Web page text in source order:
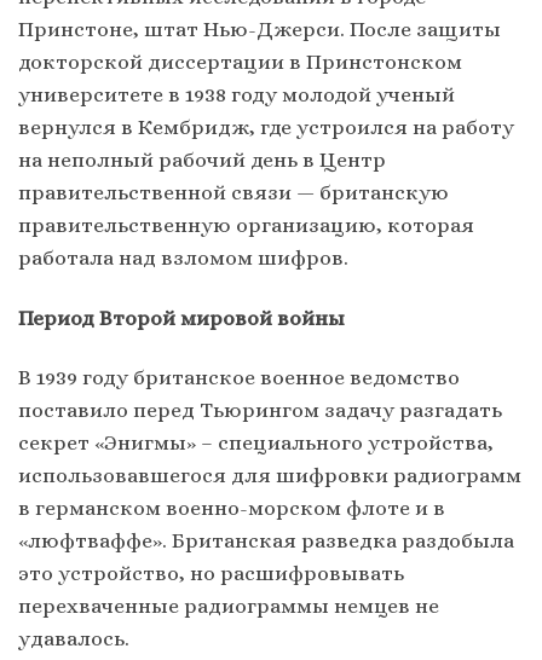
Принстоне, штат Нью-Джерси. После защиты
докторской диссертации в Принстонском
университете в 1938 году молодой ученый
вернулся в Кембридж, где устроился на работу
на неполный рабочий день в Центр
правительственной связи — британскую
правительственную организацию, которая
работала над взломом шифров.
Период Второй мировой войны
В 1939 году британское военное ведомство
поставило перед Тьюрингом задачу разгадать
секрет «Энигмы» – специального устройства,
использовавшегося для шифровки радиограмм
в германском военно-морском флоте и в
«люфтваффе». Британская разведка раздобыла
это устройство, но расшифровывать
перехваченные радиограммы немцев не
удавалось.